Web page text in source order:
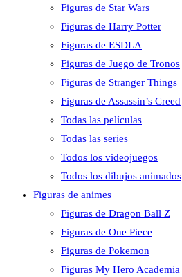
Figuras de Star Wars
Figuras de Harry Potter
Figuras de ESDLA
Figuras de Juego de Tronos
Figuras de Stranger Things
Figuras de Assassin’s Creed
Todas las películas
Todas las series
Todos los videojuegos
Todos los dibujos animados
Figuras de animes
Figuras de Dragon Ball Z
Figuras de One Piece
Figuras de Pokemon
Figuras My Hero Academia